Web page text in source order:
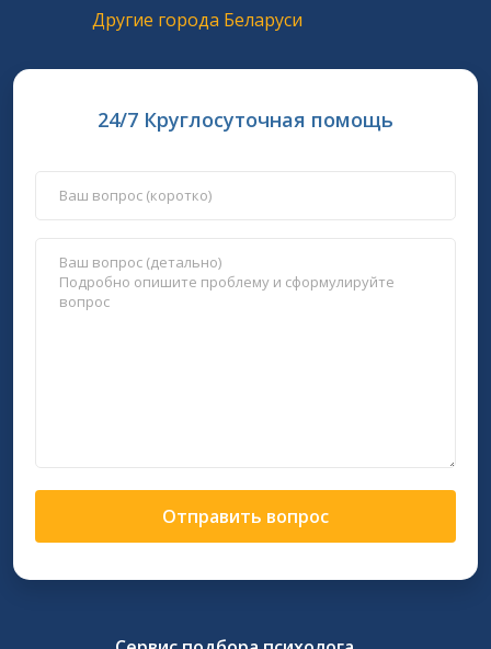
Другие города Беларуси
24/7 Круглосуточная помощь
Отправить вопрос